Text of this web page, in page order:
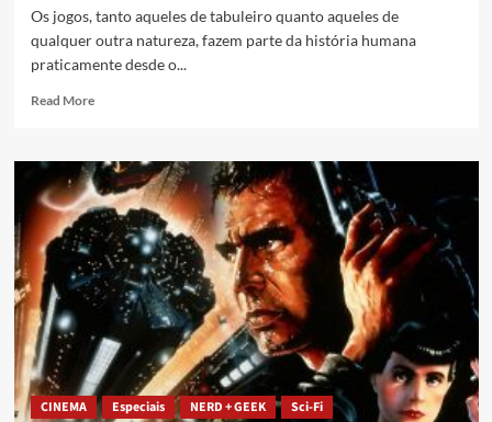
Os jogos, tanto aqueles de tabuleiro quanto aqueles de
qualquer outra natureza, fazem parte da história humana
praticamente desde o...
Read More
CINEMA Especiais NERD + GEEK Sci-Fi